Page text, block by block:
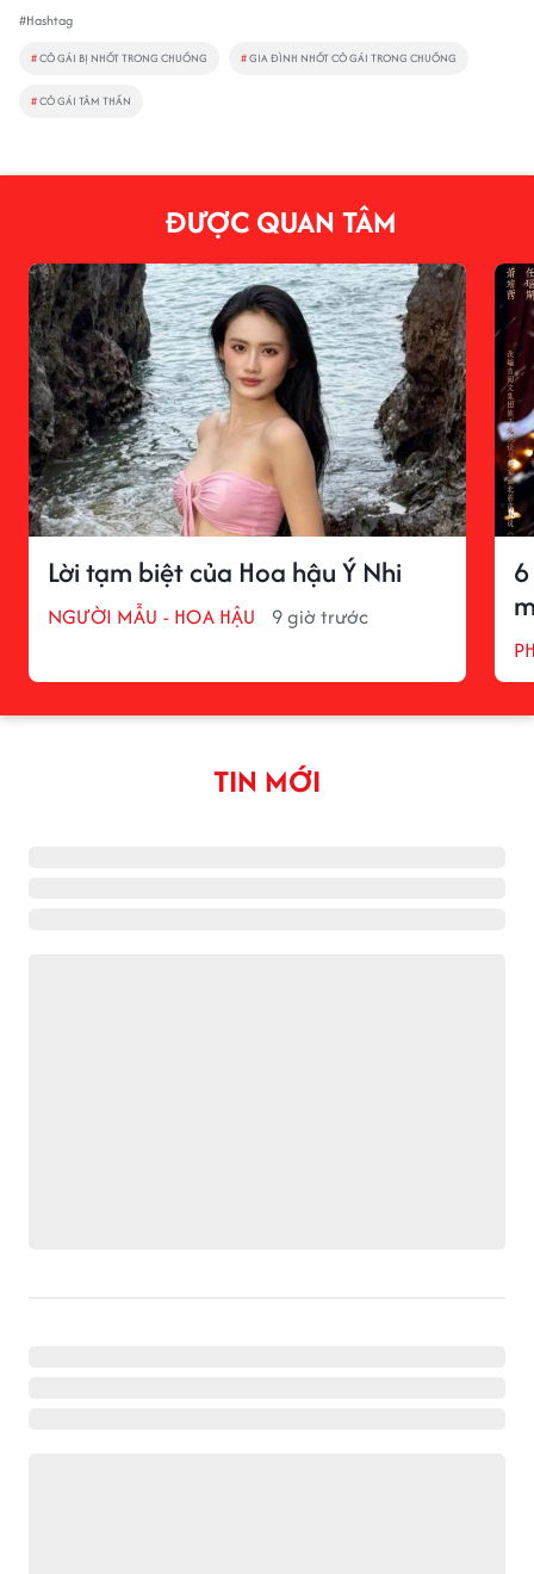
#Hashtag
#CÔ GÁI BỊ NHỐT TRONG CHUỒNG #GIA ĐÌNH NHỐT CÔ GÁI TRONG CHUỒNG
#CÔ GÁI TÂM THẦN
ĐƯỢC QUAN TÂM
Lời tạm biệt của Hoa hậu Ý Nhi
NGƯỜI MẪU - HOA HẬU 9 giờ trước
TIN MỚI